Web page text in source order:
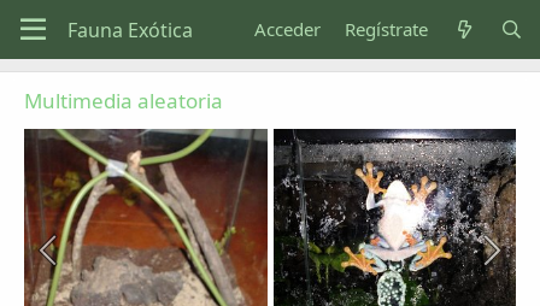
Acceder Regístrate
Multimedia aleatoria